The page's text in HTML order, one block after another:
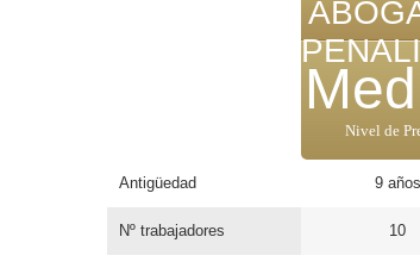
Antigüedad
Nº trabajadores
Nivel de
9 años
10